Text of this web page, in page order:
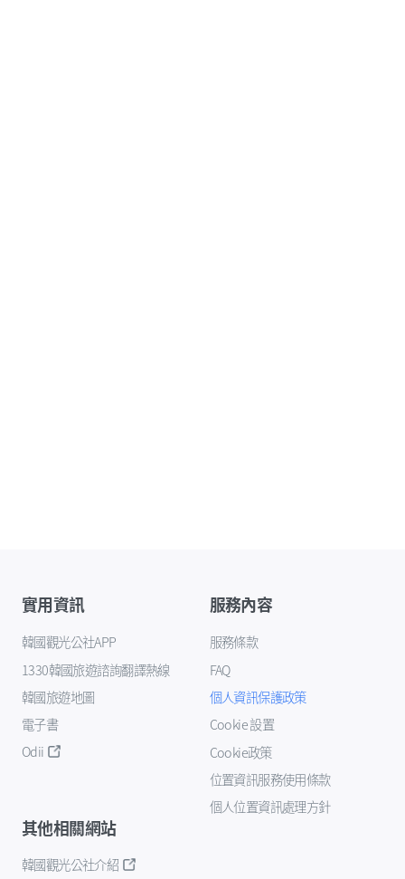
實用資訊
韓國觀光公社APP
1330韓國旅遊諮詢翻譯熱線
韓國旅遊地圖
電子書
Odii
服務內容
服務條款
FAQ
個人資訊保護政策
Cookie 設置
Cookie政策
位置資訊服務使用條款
個人位置資訊處理方針
其他相關網站
韓國觀光公社介紹